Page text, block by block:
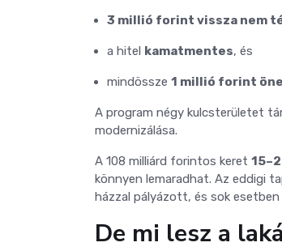
3 millió forint vissza nem
a hitel kamatmentes, és
mindössze 1 millió forint
A program négy kulcsterületet
modernizálása.
A 108 milliárd forintos keret
könnyen lemaradhat. Az eddigi
házzal pályázott, és sok esetben
De mi lesz a